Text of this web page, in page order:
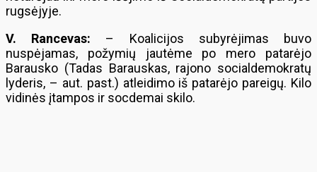
rugsėjyje.
V. Rancevas: – Koalicijos subyrėjimas buvo
nuspėjamas, požymių jautėme po mero patarėjo
Barausko (Tadas Barauskas, rajono socialdemokratų
lyderis, – aut. past.) atleidimo iš patarėjo pareigų. Kilo
vidinės įtampos ir socdemai skilo.